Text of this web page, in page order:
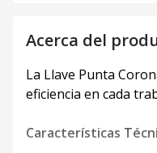
Acerca del
La Llave Punta
eficiencia en cada
Características